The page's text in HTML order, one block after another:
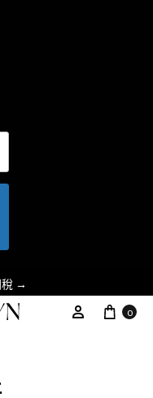
→
我的帳戶
购
0